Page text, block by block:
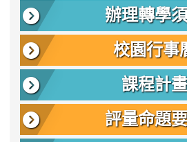
辦理轉學
校園行事
課程計畫
評量命題